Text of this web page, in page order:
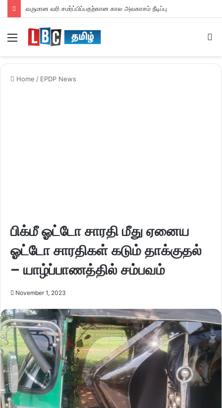
வருமான வரி சமர்ப்பிப்பதற்கான கால அவகாசம் நீடிப்பு
Home / EPDP News
பிக்மீ ஓட்டோ சாரதி மீது ஏனைய
ஓட்டோ சாரதிகள் கடும் தாக்குதல்
– யாழ்ப்பாணத்தில் சம்பவம்
November 1, 2023